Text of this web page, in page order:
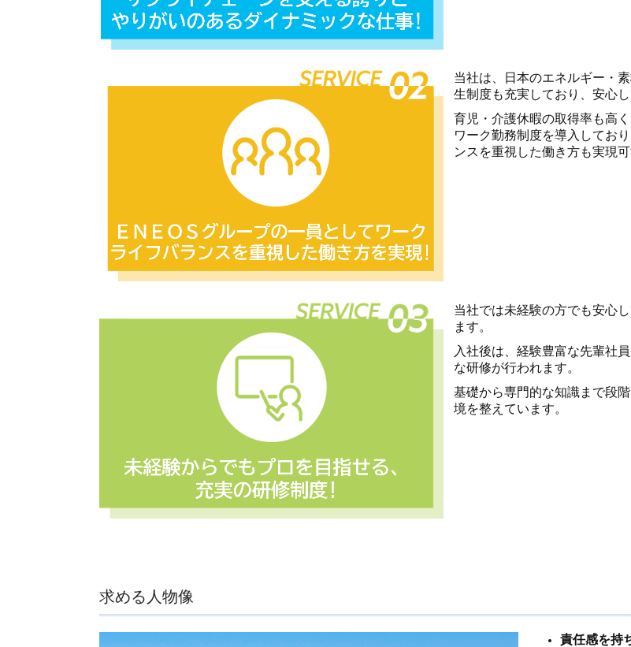
当社は、日本のエネルギー・
生制度も充実しており、安心
育児・介護休暇の取得率も高
ワーク勤務制度を導入してお
ンスを重視した働き方も実現可
当社では未経験の方でも安心
ます。
入社後は、経験豊富な先輩社
な研修が行われます。
基礎から専門的な知識まで段
境を整えています。
求める人物像
責任感を持